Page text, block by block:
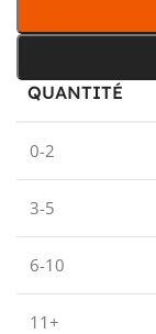
QUANTITÉ
0-2
3-5
6-10
11+